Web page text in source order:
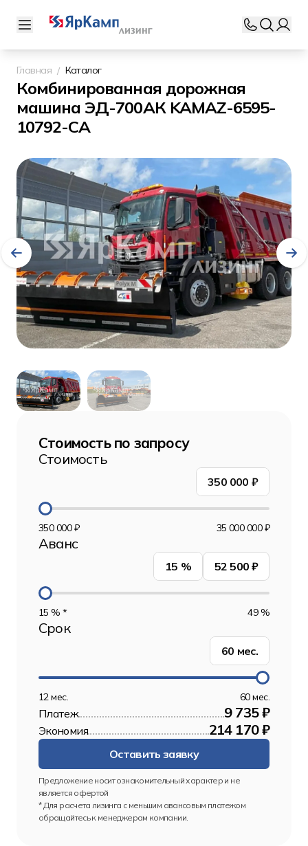
Главная Каталог
Комбинированная дорожная
машина ЭД-700АК KAMAZ-6595-
10792-СА
Стоимость по запросу
Стоимость
350 000 ₽
350 000 ₽ 35 000 000 ₽
Аванс
15 % 52 500 ₽
15 % * 49 %
Срок
60 мес.
12 мес. 60 мес.
Платеж 9 735 ₽
Экономия 214 170 ₽
Оставить заявку
Предложение носит ознакомительный характер и не
является офертой
* Для расчета лизинга с меньшим авансовым платежом
обращайтесь к менеджерам компании.